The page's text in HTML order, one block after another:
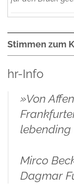
Stimmen zum
hr-Info
»Von
lebending
Mirco
Dagmar